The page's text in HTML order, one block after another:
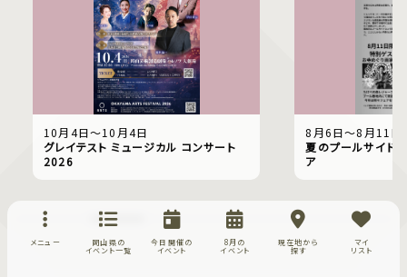
10月4日〜10月4日
グレイテスト ミュージカル コンサート
2026
8月6日〜8月11日
夏のプールサイド
ア
メニュー
岡山県の
イベント一覧
今日開催の
イベント
8月の
イベント
現在地から
探す
マイ
リスト